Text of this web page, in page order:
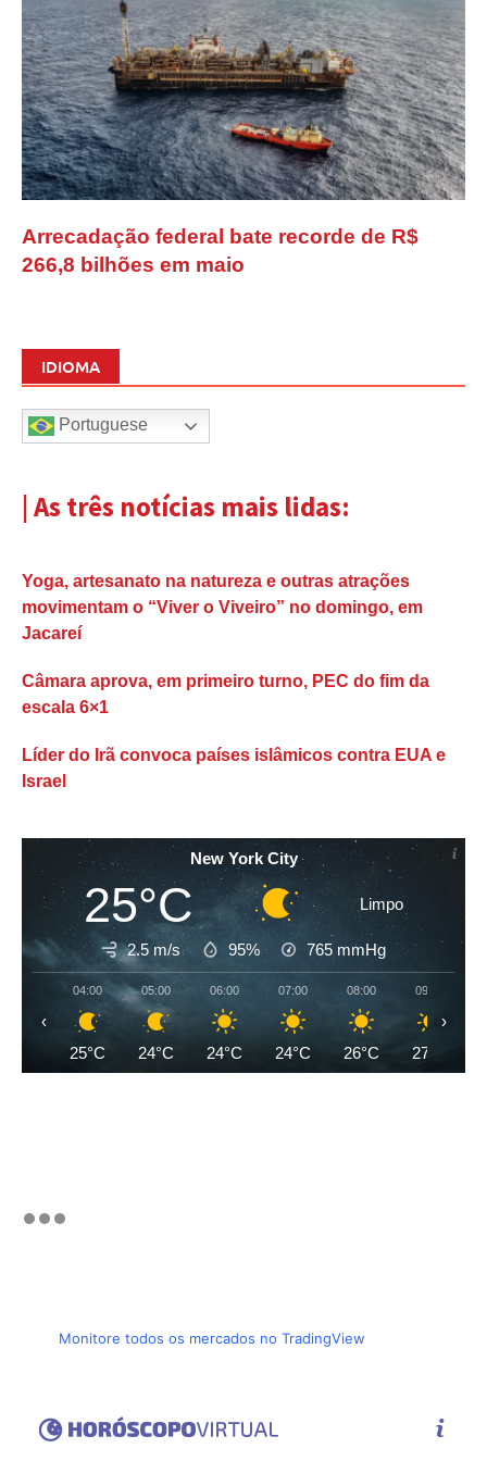
Arrecadação federal bate recorde de R$
266,8 bilhões em maio
IDIOMA
Portuguese
| As três notícias mais lidas:
Yoga, artesanato na natureza e outras atrações
movimentam o “Viver o Viveiro” no domingo, em
Jacareí
Câmara aprova, em primeiro turno, PEC do fim da
escala 6×1
Líder do Irã convoca países islâmicos contra EUA e
Israel
New York City
25°C Limpo
2.5 m/s 95% 765 mmHg
04:00
25°C
05:00
24°C
06:00
24°C
07:00
24°C
08:00
26°C
09:00
27°C
‹ ›
Monitore todos os mercados no TradingView